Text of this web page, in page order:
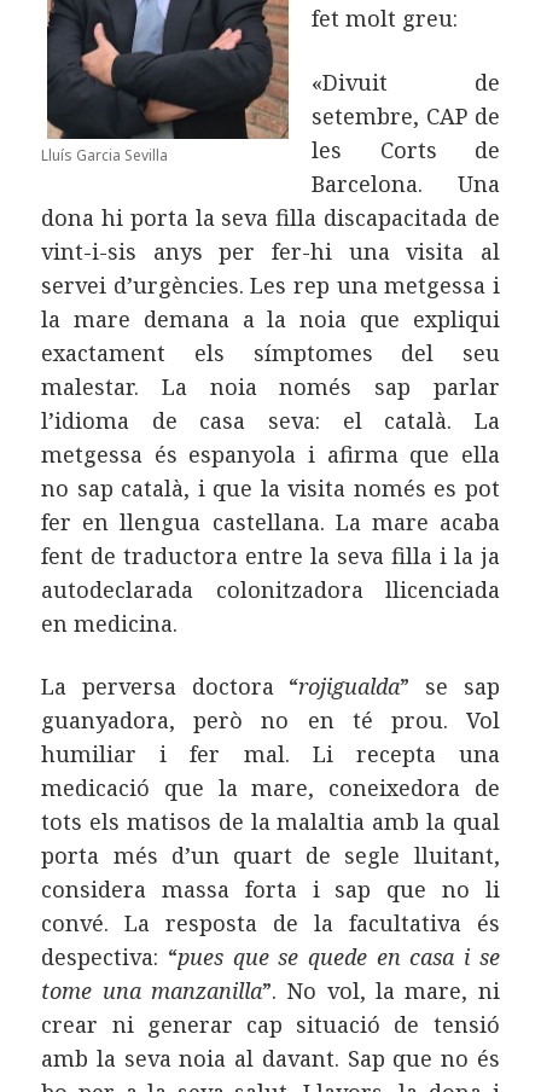
Lluís Garcia Sevilla
fet molt greu:
«Divuit de
setembre, CAP de
les Corts de
Barcelona. Una
dona hi porta la seva filla discapacitada de
vint-i-sis anys per fer-hi una visita al
servei d’urgències. Les rep una metgessa i
la mare demana a la noia que expliqui
exactament els símptomes del seu
malestar. La noia només sap parlar
l’idioma de casa seva: el català. La
metgessa és espanyola i afirma que ella
no sap català, i que la visita només es pot
fer en llengua castellana. La mare acaba
fent de traductora entre la seva filla i la ja
autodeclarada colonitzadora llicenciada
en medicina.
La perversa doctora “rojigualda” se sap
guanyadora, però no en té prou. Vol
humiliar i fer mal. Li recepta una
medicació que la mare, coneixedora de
tots els matisos de la malaltia amb la qual
porta més d’un quart de segle lluitant,
considera massa forta i sap que no li
convé. La resposta de la facultativa és
despectiva: “pues que se quede en casa i se
tome una manzanilla”. No vol, la mare, ni
crear ni generar cap situació de tensió
amb la seva noia al davant. Sap que no és